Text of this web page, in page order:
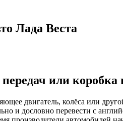
Лада Веста
или коробка
двигатель, колёса или
и дословно перевести с